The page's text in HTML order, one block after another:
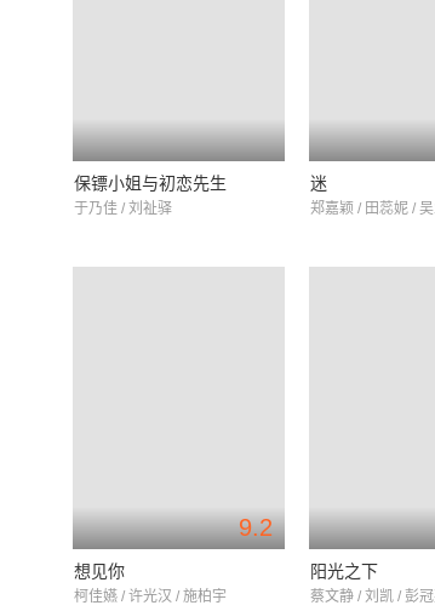
保镖小姐与初恋先生
于乃佳 / 刘祉驿
迷
郑嘉颖 / 田蕊妮 /
9.2
想见你
柯佳嬿 / 许光汉 / 施柏宇
阳光之下
蔡文静 / 刘凯 / 彭